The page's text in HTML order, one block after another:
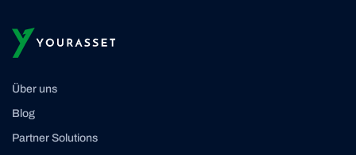
Über uns
Blog
Partner Solutions